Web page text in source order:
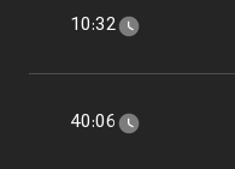
10:32
40:06